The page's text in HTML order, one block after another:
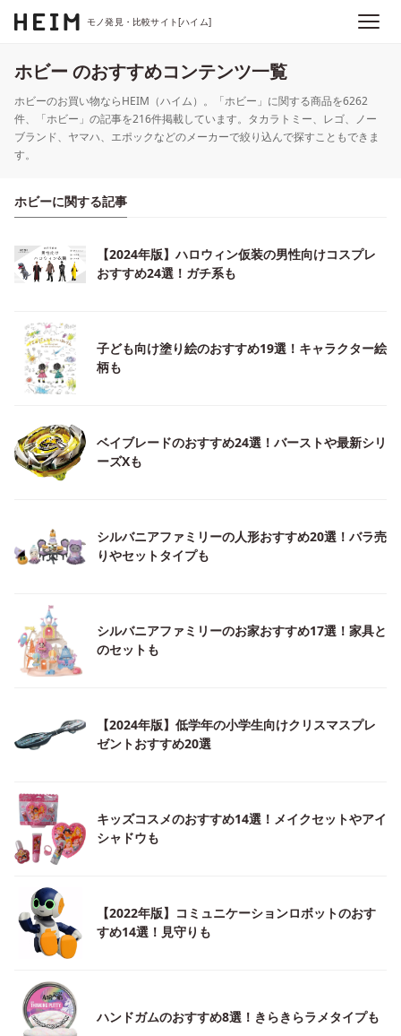
モノ発見・比較サイト[ハイム]
ホビー のおすすめコンテンツ一覧
ホビーのお買い物ならHEIM（ハイム）。「ホビー」に関する商品を6262
件、「ホビー」の記事を216件掲載しています。タカラトミー、レゴ、ノー
ブランド、ヤマハ、エポックなどのメーカーで絞り込んで探すこともできま
す。
ホビーに関する記事
【2024年版】ハロウィン仮装の男性向けコスプレ
おすすめ24選！ガチ系も
子ども向け塗り絵のおすすめ19選！キャラクター絵
柄も
ベイブレードのおすすめ24選！バーストや最新シリ
ーズXも
シルバニアファミリーの人形おすすめ20選！バラ売
りやセットタイプも
シルバニアファミリーのお家おすすめ17選！家具と
のセットも
【2024年版】低学年の小学生向けクリスマスプレ
ゼントおすすめ20選
キッズコスメのおすすめ14選！メイクセットやアイ
シャドウも
【2022年版】コミュニケーションロボットのおす
すめ14選！見守りも
ハンドガムのおすすめ8選！きらきらラメタイプも